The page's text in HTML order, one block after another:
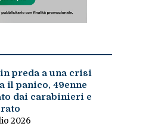
preda a una crisi
il panico, 49enne
dai carabinieri e
2026